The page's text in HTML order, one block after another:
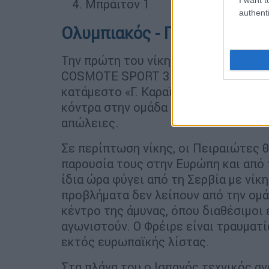
Μπράιτον 1
Ολυμπιακός - Γουέστ Χαμ
Την πρώτη του νίκη στον όμιλο του
COSMOTE SPORT 3 HD) ο
κατάμεστο «Γ. Καραϊσκάκης». Το
κόντρα στην ομάδα του Μόγιες,
απώλειες.
Σε περίπτωση νίκης, οι Πειραιώτες
παρουσία τους στην Ευρώπη και από
ίδια ώρα φύγει από τη Σερβία με
προβλήματα δεν λείπουν από την
κέντρο της άμυνας, όπου
αγωνιστούν. Ο Φρέιρε είναι
εκτός ευρωπαϊκής λίστας.